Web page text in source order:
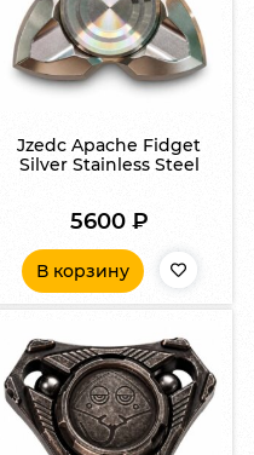
Jzedc Apache Fidget
Silver Stainless Steel
5600 ₽
В корзину